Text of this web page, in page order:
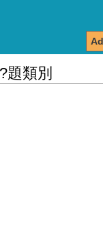
類別